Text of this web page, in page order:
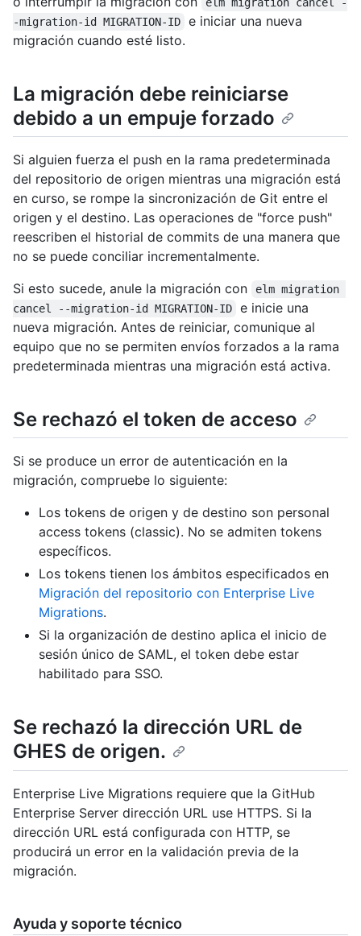
-migration-id MIGRATION-ID
e iniciar una nueva
migración cuando esté listo.
La migración debe reiniciarse
debido a un empuje forzado
Si alguien fuerza el push en la rama predeterminada
del repositorio de origen mientras una migración está
en curso, se rompe la sincronización de Git entre el
origen y el destino. Las operaciones de "force push"
reescriben el historial de commits de una manera que
no se puede conciliar incrementalmente.
Si esto sucede, anule la migración con
elm migration
cancel --migration-id MIGRATION-ID
e inicie una
nueva migración. Antes de reiniciar, comunique al
equipo que no se permiten envíos forzados a la rama
predeterminada mientras una migración está activa.
Se rechazó el token de acceso
Si se produce un error de autenticación en la
migración, compruebe lo siguiente:
Los tokens de origen y de destino son personal
access tokens (classic). No se admiten tokens
específicos.
Los tokens tienen los ámbitos especificados en
Migración del repositorio con Enterprise Live
Migrations.
Si la organización de destino aplica el inicio de
sesión único de SAML, el token debe estar
habilitado para SSO.
Se rechazó la dirección URL de
GHES de origen.
Enterprise Live Migrations requiere que la GitHub
Enterprise Server dirección URL use HTTPS. Si la
dirección URL está configurada con HTTP, se
producirá un error en la validación previa de la
migración.
Ayuda y soporte técnico